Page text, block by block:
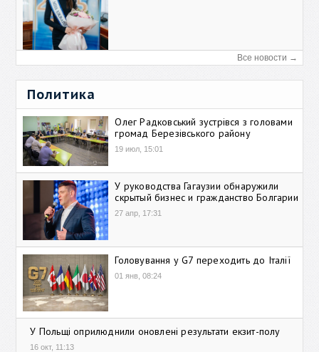
Все новости →
Политика
Олег Радковський зустрівся з головами
громад Березівського району
19 июл, 15:01
У руководства Гагаузии обнаружили
скрытый бизнес и гражданство Болгарии
27 апр, 17:31
Головування у G7 переходить до Італії
01 янв, 08:24
У Польщі оприлюднили оновлені результати екзит-полу
16 окт, 11:13